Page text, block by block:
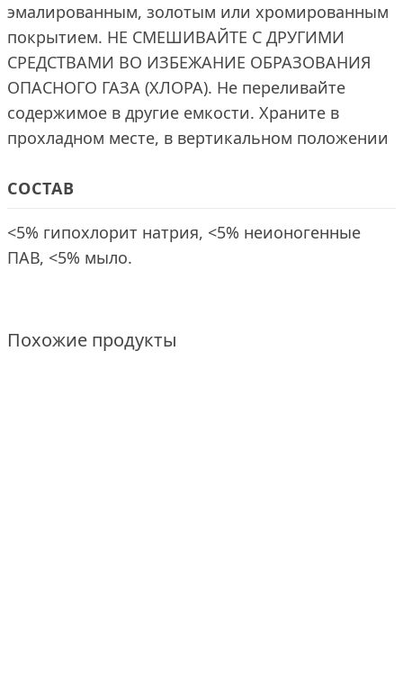
эмалированным, золотым или хромированным
покрытием. НЕ СМЕШИВАЙТЕ С ДРУГИМИ
СРЕДСТВАМИ ВО ИЗБЕЖАНИЕ ОБРАЗОВАНИЯ
ОПАСНОГО ГАЗА (ХЛОРА). Не переливайте
содержимое в другие емкости. Храните в
прохладном месте, в вертикальном положении
СОСТАВ
<5% гипохлорит натрия, <5% неионогенные
ПАВ, <5% мыло.
Похожие продукты